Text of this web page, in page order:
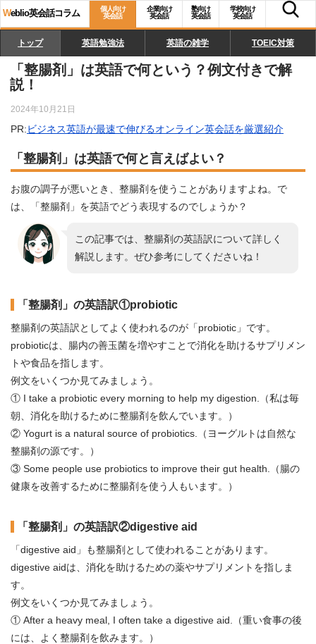
Weblio英会話コラム
個人向け
英会話
企業向け
英会話
塾向け
英会話
学校向け
英会話
トップ 英語勉強法 英語の雑学 TOEIC対策
「整腸剤」は英語で何という？例文付きで解
説！
2024年10月21日
PR:ビジネス英語が最速で伸びるオンライン英会話を厳選紹介
「整腸剤」は英語で何と言えばよい？
お腹の調子が悪いとき、整腸剤を使うことがありますよね。で
は、「整腸剤」を英語でどう表現するのでしょうか？
この記事では、整腸剤の英語訳について詳しく
解説します。ぜひ参考にしてくださいね！
「整腸剤」の英語訳①probiotic
整腸剤の英語訳としてよく使われるのが「probiotic」です。
probioticは、腸内の善玉菌を増やすことで消化を助けるサプリメン
トや食品を指します。
例文をいくつか見てみましょう。
① I take a probiotic every morning to help my digestion.（私は毎
朝、消化を助けるために整腸剤を飲んでいます。）
② Yogurt is a natural source of probiotics.（ヨーグルトは自然な
整腸剤の源です。）
③ Some people use probiotics to improve their gut health.（腸の
健康を改善するために整腸剤を使う人もいます。）
「整腸剤」の英語訳②digestive aid
「digestive aid」も整腸剤として使われることがあります。
digestive aidは、消化を助けるための薬やサプリメントを指しま
す。
例文をいくつか見てみましょう。
① After a heavy meal, I often take a digestive aid.（重い食事の後
には、よく整腸剤を飲みます。）